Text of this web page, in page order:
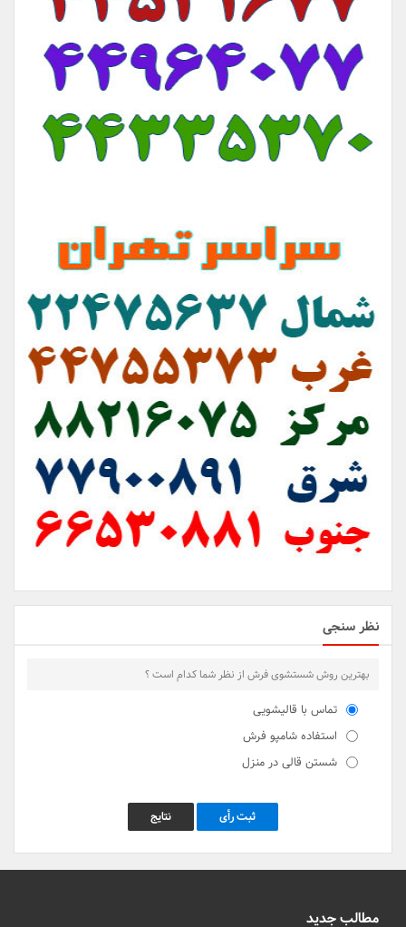
نظر سنجی
بهترین روش شستشوی فرش از نظر شما کدام است ؟
تماس با قالیشویی
استفاده شامپو فرش
شستن قالی در منزل
ثبت رأی نتایج
مطالب جدید